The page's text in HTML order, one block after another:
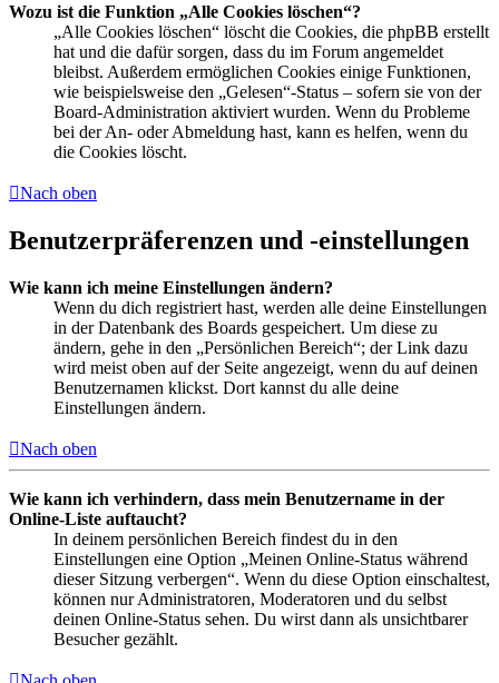
Wozu ist die Funktion „Alle Cookies löschen“?
„Alle Cookies löschen“ löscht die Cookies, die phpBB erstellt
hat und die dafür sorgen, dass du im Forum angemeldet
bleibst. Außerdem ermöglichen Cookies einige Funktionen,
wie beispielsweise den „Gelesen“-Status – sofern sie von der
Board-Administration aktiviert wurden. Wenn du Probleme
bei der An- oder Abmeldung hast, kann es helfen, wenn du
die Cookies löscht.
Nach oben
Benutzerpräferenzen und -einstellungen
Wie kann ich meine Einstellungen ändern?
Wenn du dich registriert hast, werden alle deine Einstellungen
in der Datenbank des Boards gespeichert. Um diese zu
ändern, gehe in den „Persönlichen Bereich“; der Link dazu
wird meist oben auf der Seite angezeigt, wenn du auf deinen
Benutzernamen klickst. Dort kannst du alle deine
Einstellungen ändern.
Nach oben
Wie kann ich verhindern, dass mein Benutzername in der
Online-Liste auftaucht?
In deinem persönlichen Bereich findest du in den
Einstellungen eine Option „Meinen Online-Status während
dieser Sitzung verbergen“. Wenn du diese Option einschaltest,
können nur Administratoren, Moderatoren und du selbst
deinen Online-Status sehen. Du wirst dann als unsichtbarer
Besucher gezählt.